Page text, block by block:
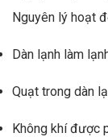
Nguyên lý hoạt
Dàn lạnh làm
Quạt trong dàn
Không khí được